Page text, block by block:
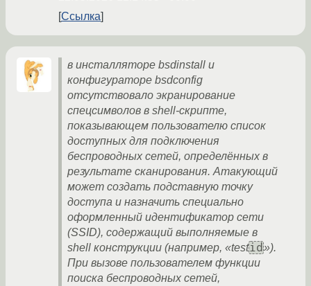
Ссылка
в инсталляторе bsdinstall и
конфигураторе bsdconfig
отсутствовало экранирование
спецсимволов в shell-скрипте,
показывающем пользователю список
доступных для подключения
беспроводных сетей, определённых в
результате сканирования. Атакующий
может создать подставную точку
доступа и назначить специально
оформленный идентификатор сети
(SSID), содержащий выполняемые в
shell конструкции (например, «testid »).
При вызове пользователем функции
поиска беспроводных сетей,